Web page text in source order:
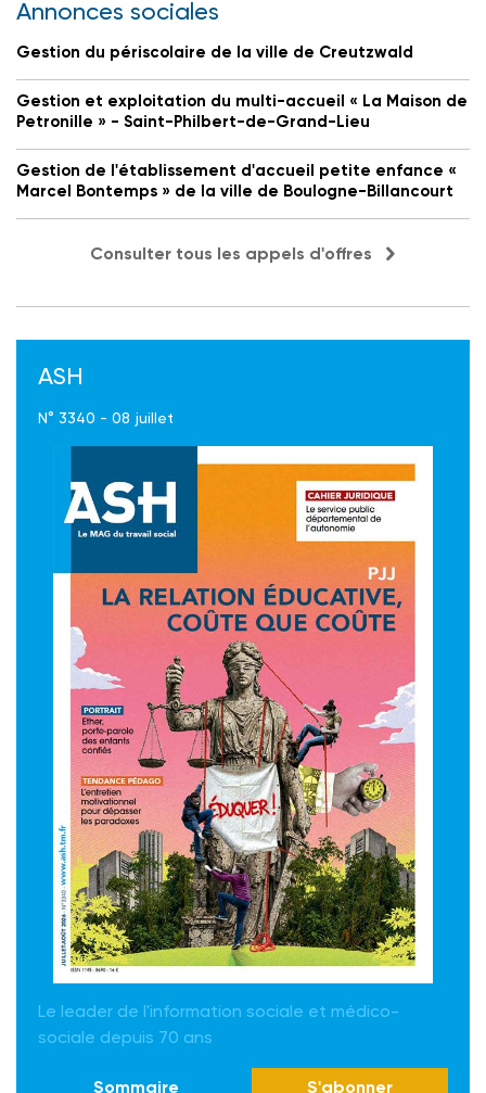
Annonces sociales
Gestion du périscolaire de la ville de Creutzwald
Gestion et exploitation du multi-accueil « La Maison de
Petronille » - Saint-Philbert-de-Grand-Lieu
Gestion de l'établissement d'accueil petite enfance «
Marcel Bontemps » de la ville de Boulogne-Billancourt
Consulter tous les appels d'offres
ASH
N° 3340 - 08 juillet
Le leader de l'information sociale et médico-
sociale depuis 70 ans
Sommaire S'abonner